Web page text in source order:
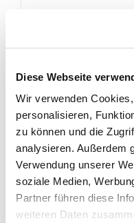
Diese Webseite
Wir verwenden
personalisieren,
zu können und die
analysieren. Außerdem
Verwendung unserer
soziale Medien,
Partner führen diese
weiteren Daten
Ford
69,00€
In den Warenkorb